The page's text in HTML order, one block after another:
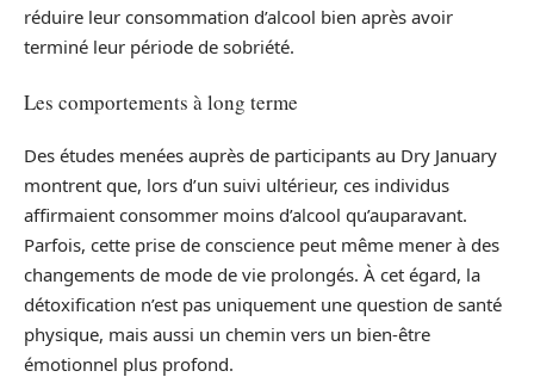
réduire leur consommation d’alcool bien après avoir
terminé leur période de sobriété.
Les comportements à long terme
Des études menées auprès de participants au Dry January
montrent que, lors d’un suivi ultérieur, ces individus
affirmaient consommer moins d’alcool qu’auparavant.
Parfois, cette prise de conscience peut même mener à des
changements de mode de vie prolongés. À cet égard, la
détoxification n’est pas uniquement une question de santé
physique, mais aussi un chemin vers un bien-être
émotionnel plus profond.